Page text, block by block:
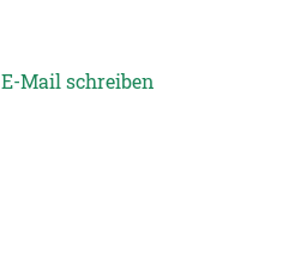
E-Mail schreiben